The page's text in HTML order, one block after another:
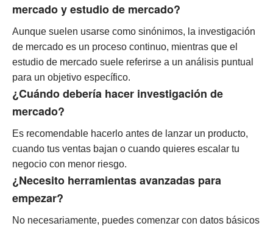
mercado y estudio de mercado?
Aunque suelen usarse como sinónimos, la investigación
de mercado es un proceso continuo, mientras que el
estudio de mercado suele referirse a un análisis puntual
para un objetivo específico.
¿Cuándo debería hacer investigación de
mercado?
Es recomendable hacerlo antes de lanzar un producto,
cuando tus ventas bajan o cuando quieres escalar tu
negocio con menor riesgo.
¿Necesito herramientas avanzadas para
empezar?
No necesariamente, puedes comenzar con datos básicos